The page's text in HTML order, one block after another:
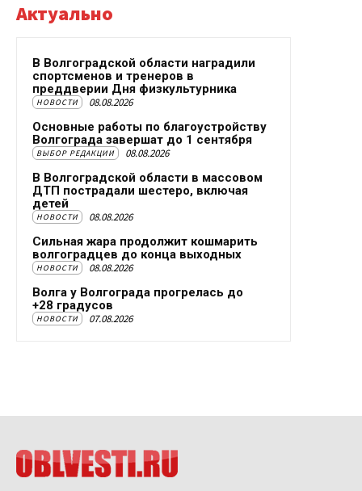
Актуально
В Волгоградской области наградили
спортсменов и тренеров в
преддверии Дня физкультурника
НОВОСТИ 08.08.2026
Основные работы по благоустройству
Волгограда завершат до 1 сентября
ВЫБОР РЕДАКЦИИ 08.08.2026
В Волгоградской области в массовом
ДТП пострадали шестеро, включая
детей
НОВОСТИ 08.08.2026
Сильная жара продолжит кошмарить
волгоградцев до конца выходных
НОВОСТИ 08.08.2026
Волга у Волгограда прогрелась до
+28 градусов
НОВОСТИ 07.08.2026